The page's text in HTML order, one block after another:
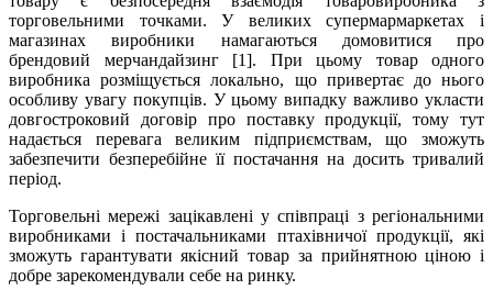
торговельними точками. У великих супермармаркетах і
магазинах виробники намагаються домовитися про
брендовий мерчандайзинг [1]. При цьому товар одного
виробника розміщується локально, що привертає до нього
особливу увагу покупців. У цьому випадку важливо укласти
довгостроковий договір про поставку продукції, тому тут
надається перевага великим підприємствам, що зможуть
забезпечити безперебійне її постачання на досить тривалий
період.
Торговельні мережі зацікавлені у співпраці з регіональними
виробниками і постачальниками птахівничої продукції, які
зможуть гарантувати якісний товар за прийнятною ціною і
добре зарекомендували себе на ринку.